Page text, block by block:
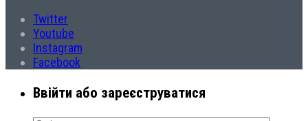
Twitter
Youtube
Instagram
Facebook
Ввійти або зареєструватися